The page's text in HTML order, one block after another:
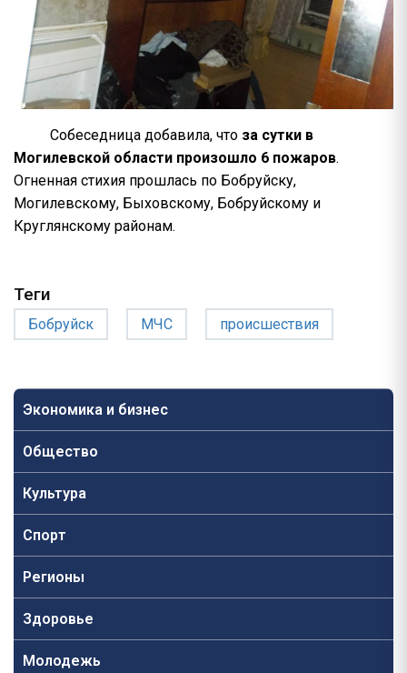
Экономика и бизнес
Общество
Культура
Спорт
Регионы
Здоровье
Молодежь
Собеседница добавила, что за сутки в
Могилевской области произошло 6 пожаров.
Огненная стихия прошлась по Бобруйску,
Могилевскому, Быховскому, Бобруйскому и
Круглянскому районам.
Теги
Бобруйск МЧС происшествия